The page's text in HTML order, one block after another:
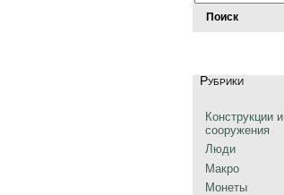
Рубрики
Конструкции и
сооружения
Люди
Макро
Монеты